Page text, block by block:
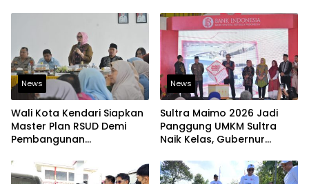
News
Wali Kota Kendari Siapkan
Master Plan RSUD Demi
Pembangunan
News
Sultra Maimo 2026 Jadi
Panggung UMKM Sultra
Naik Kelas, Gubernur
Tembus Pasar Ekspor